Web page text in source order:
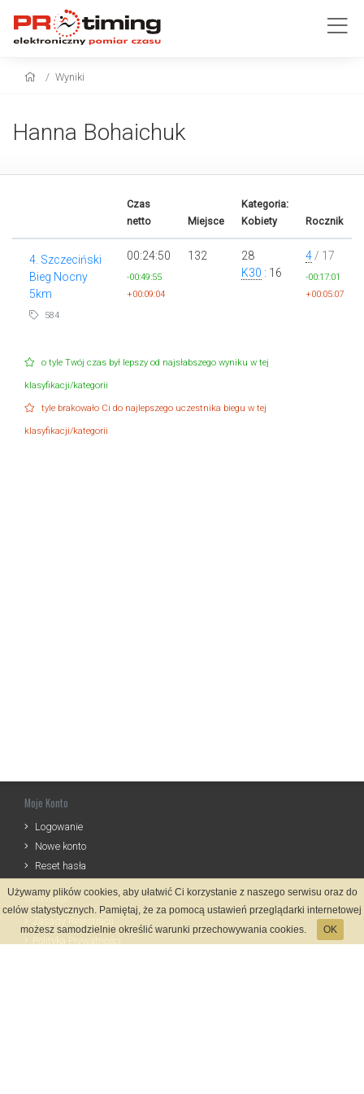
Wyniki
Hanna Bohaichuk
Czas
netto
Miejsce
Kategoria:
Kobiety
Rocznik
4. Szczeciński
Bieg Nocny
5km
584
00:24:50
-00:49:55
+00:09:04
132
28
K30 : 16
4 / 17
-00:17:01
+00:05:07
o tyle Twój czas był lepszy od najsłabszego wyniku w tej
klasyfikacji/kategorii
tyle brakowało Ci do najlepszego uczestnika biegu w tej
klasyfikacji/kategorii
Moje Konto
Logowanie
Nowe konto
Reset hasła
Informacje
Używamy plików cookies, aby ułatwić Ci korzystanie z naszego serwisu oraz do
celów statystycznych. Pamiętaj, że za pomocą ustawień przeglądarki internetowej
możesz samodzielnie określić warunki przechowywania cookies.
OK